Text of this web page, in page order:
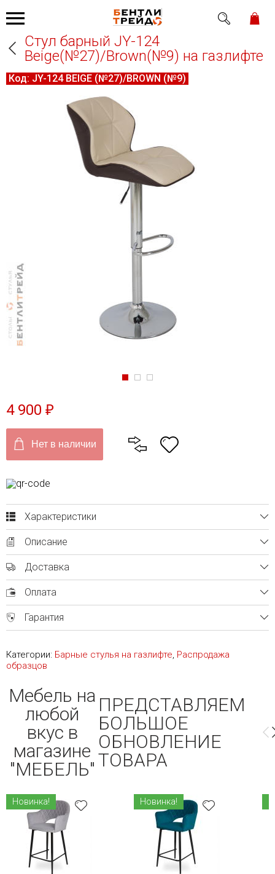
Стул барный JY-124
Beige(№27)/Brown(№9) на газлифте
Код: JY-124 BEIGE (№27)/BROWN (№9)
4 900 ₽
Нет в наличии
Характеристики
Описание
Доставка
Оплата
Гарантия
Категории: Барные стулья на газлифте, Распродажа
образцов
Мебель на
любой
вкус в
магазине
"МЕБЕЛЬ"
ПРЕДСТАВЛЯЕМ
БОЛЬШОЕ
ОБНОВЛЕНИЕ
ТОВАРА
Новинка! Новинка!